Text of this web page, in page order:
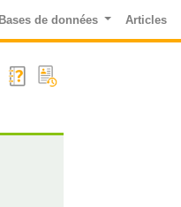
Bases de données Articles